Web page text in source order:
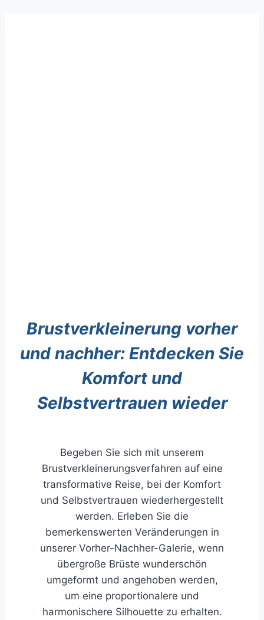
Brustverkleinerung vorher
und nachher: ​​Entdecken Sie
Komfort und
Selbstvertrauen wieder
Begeben Sie sich mit unserem
Brustverkleinerungsverfahren auf eine
transformative Reise, bei der Komfort
und Selbstvertrauen wiederhergestellt
werden. Erleben Sie die
bemerkenswerten Veränderungen in
unserer Vorher-Nachher-Galerie, wenn
übergroße Brüste wunderschön
umgeformt und angehoben werden,
um eine proportionalere und
harmonischere Silhouette zu erhalten.